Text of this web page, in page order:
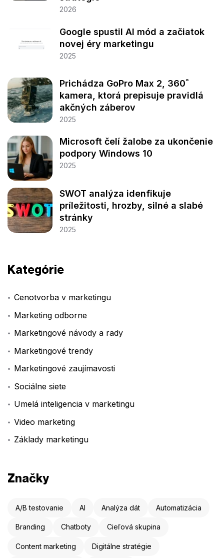
2026
Google spustil AI mód a začiatok
novej éry marketingu
2025
Prichádza GoPro Max 2, 360˚
kamera, ktorá prepisuje pravidlá
akčných záberov
2025
Microsoft čelí žalobe za ukončenie
podpory Windows 10
2025
SWOT analýza idenfikuje
príležitosti, hrozby, silné a slabé
stránky
2025
Kategórie
Cenotvorba v marketingu
Marketing odborne
Marketingové návody a rady
Marketingové trendy
Marketingové zaujímavosti
Sociálne siete
Umelá inteligencia v marketingu
Video marketing
Základy marketingu
Značky
A/B testovanie AI Analýza dát Automatizácia
Branding Chatboty Cieľová skupina
Content marketing Digitálne stratégie